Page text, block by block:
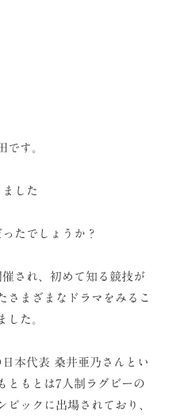
です。
した
たでしょうか？
され、初めて知る競技が
さまざまなドラマをみるこ
した。
本代表 桑井亜乃さんとい
ともとは7人制ラグビーの
ピックに出場されており、